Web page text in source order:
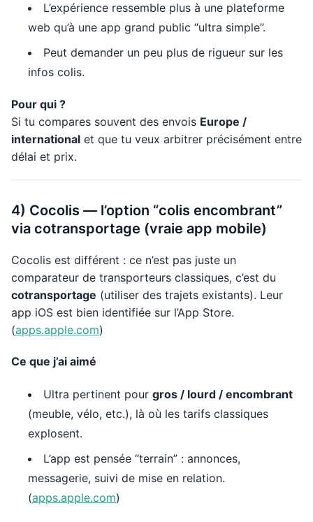
L’expérience ressemble plus à une plateforme
web qu’à une app grand public “ultra simple”.
Peut demander un peu plus de rigueur sur les
infos colis.
Pour qui ?
Si tu compares souvent des envois Europe /
international et que tu veux arbitrer précisément entre
délai et prix.
4) Cocolis — l’option “colis encombrant”
via cotransportage (vraie app mobile)
Cocolis est différent : ce n’est pas juste un
comparateur de transporteurs classiques, c’est du
cotransportage (utiliser des trajets existants). Leur
app iOS est bien identifiée sur l’App Store.
(apps.apple.com)
Ce que j’ai aimé
Ultra pertinent pour gros / lourd / encombrant
(meuble, vélo, etc.), là où les tarifs classiques
explosent.
L’app est pensée “terrain” : annonces,
messagerie, suivi de mise en relation.
(apps.apple.com)